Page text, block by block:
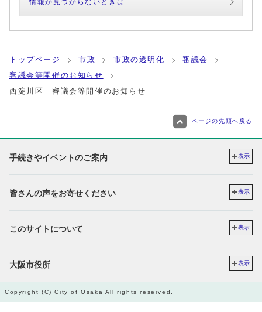
情報が見つからないときは
トップページ 市政 市政の透明化
審議会
審議会等開催のお知らせ
西淀川区 審議会等開催のお知らせ
ページの先頭へ戻る
手続きやイベントのご案内 表示
皆さんの声をお寄せください 表示
このサイトについて 表示
大阪市役所 表示
Copyright (C) City of Osaka All rights reserved.